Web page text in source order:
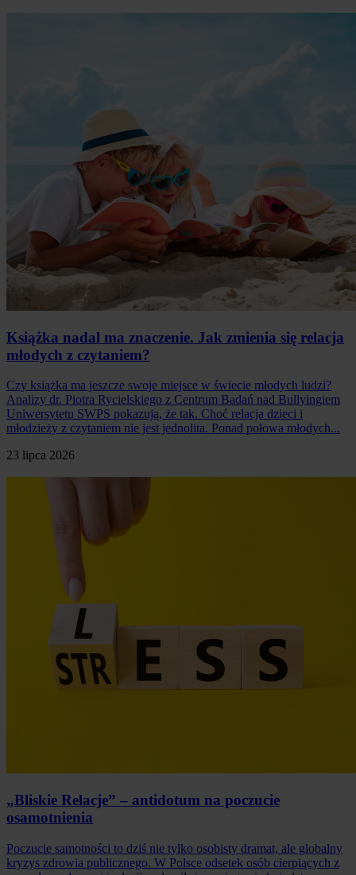
Książka nadal ma znaczenie. Jak zmienia się relacja
młodych z czytaniem?
Czy książka ma jeszcze swoje miejsce w świecie młodych ludzi?
Analizy dr. Piotra Rycielskiego z Centrum Badań nad Bullyingiem
Uniwersytetu SWPS pokazują, że tak. Choć relacja dzieci i
młodzieży z czytaniem nie jest jednolita. Ponad połowa młodych...
23 lipca 2026
„Bliskie Relacje” – antidotum na poczucie
osamotnienia
Poczucie samotności to dziś nie tylko osobisty dramat, ale globalny
kryzys zdrowia publicznego. W Polsce odsetek osób cierpiących z